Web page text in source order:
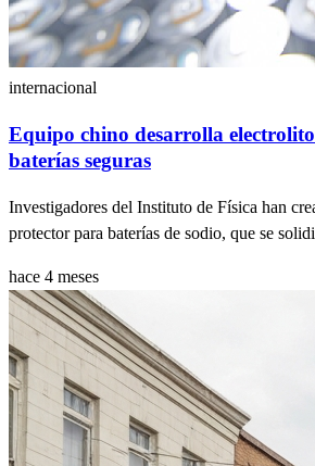
internacional
Equipo chino desarrolla
baterías seguras
Investigadores del Instituto de Física han
protector para baterías de sodio, que se
hace 4 meses